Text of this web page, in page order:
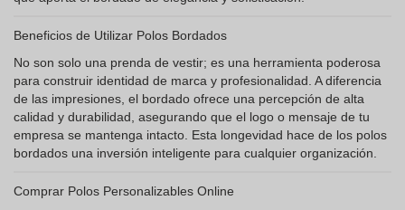
Beneficios de Utilizar Polos Bordados
No son solo una prenda de vestir; es una herramienta poderosa
para construir identidad de marca y profesionalidad. A diferencia
de las impresiones, el bordado ofrece una percepción de alta
calidad y durabilidad, asegurando que el logo o mensaje de tu
empresa se mantenga intacto. Esta longevidad hace de los polos
bordados una inversión inteligente para cualquier organización.
Comprar Polos Personalizables Online